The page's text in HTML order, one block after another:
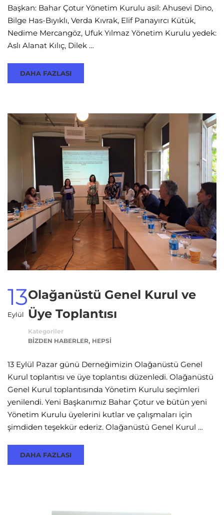
Başkan: Bahar Çotur Yönetim Kurulu asil: Ahusevi Dino,
Bilge Has-Bıyıklı, Verda Kıvrak, Elif Panayırcı Kütük,
Nedime Mercangöz, Ufuk Yılmaz Yönetim Kurulu yedek:
Aslı Alanat Kılıç, Dilek …
DAHA FAZLASI
13
Eylül
Olağanüstü Genel Kurul ve
Üye Toplantısı
Kategoriler
BIZDEN HABERLER, HEPSI
13 Eylül Pazar günü Derneğimizin Olağanüstü Genel
Kurul toplantısı ve üye toplantısı düzenledi. Olağanüstü
Genel Kurul toplantısında Yönetim Kurulu seçimleri
yenilendi. Yeni Başkanımız Bahar Çotur ve bütün yeni
Yönetim Kurulu üyelerini kutlar ve çalışmaları için
şimdiden teşekkür ederiz. Olağanüstü Genel Kurul …
DAHA FAZLASI